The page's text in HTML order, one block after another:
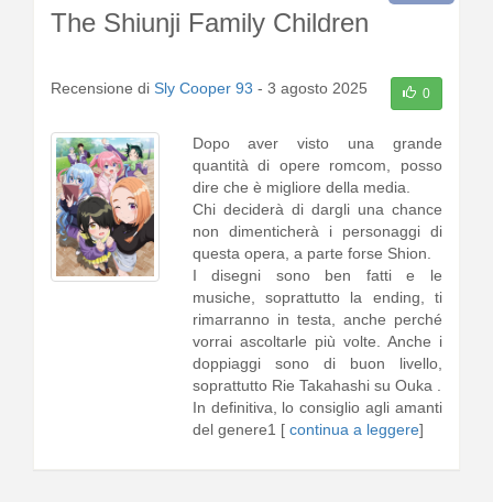
The Shiunji Family Children
Recensione di Sly Cooper 93 - 3 agosto 2025 0
Dopo aver visto una grande
quantità di opere romcom, posso
dire che è migliore della media.
Chi deciderà di dargli una chance
non dimenticherà i personaggi di
questa opera, a parte forse Shion.
I disegni sono ben fatti e le
musiche, soprattutto la ending, ti
rimarranno in testa, anche perché
vorrai ascoltarle più volte. Anche i
doppiaggi sono di buon livello,
soprattutto Rie Takahashi su Ouka .
In definitiva, lo consiglio agli amanti
del genere1 [ continua a leggere]